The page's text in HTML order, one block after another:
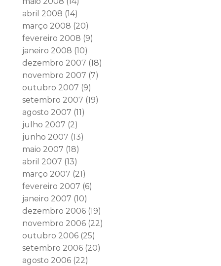
abril 2008 (14)
março 2008 (20)
fevereiro 2008 (9)
janeiro 2008 (10)
dezembro 2007 (18)
novembro 2007 (7)
outubro 2007 (9)
setembro 2007 (19)
agosto 2007 (11)
julho 2007 (2)
junho 2007 (13)
maio 2007 (18)
abril 2007 (13)
março 2007 (21)
fevereiro 2007 (6)
janeiro 2007 (10)
dezembro 2006(19)
novembro 2006(22)
outubro 2006(25)
setembro 2006(20)
agosto 2006(22)